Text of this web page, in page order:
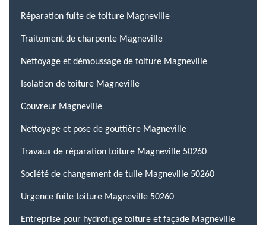
Réparation fuite de toiture Magneville
Traitement de charpente Magneville
Nettoyage et démoussage de toiture Magneville
Isolation de toiture Magneville
Couvreur Magneville
Nettoyage et pose de gouttière Magneville
Travaux de réparation toiture Magneville 50260
Société de changement de tuile Magneville 50260
Urgence fuite toiture Magneville 50260
Entreprise pour hydrofuge toiture et façade Magneville